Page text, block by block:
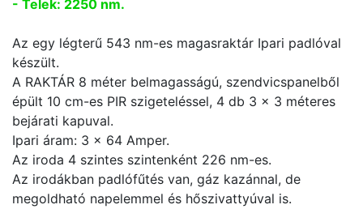
- Telek: 2250 nm.
Az egy légterű 543 nm-es magasraktár Ipari padlóval
készült.
A RAKTÁR 8 méter belmagasságú, szendvicspanelből
épült 10 cm-es PIR szigeteléssel, 4 db 3 x 3 méteres
bejárati kapuval.
Ipari áram: 3 x 64 Amper.
Az iroda 4 szintes szintenként 226 nm-es.
Az irodákban padlófűtés van, gáz kazánnal, de
megoldható napelemmel és hőszivattyúval is.